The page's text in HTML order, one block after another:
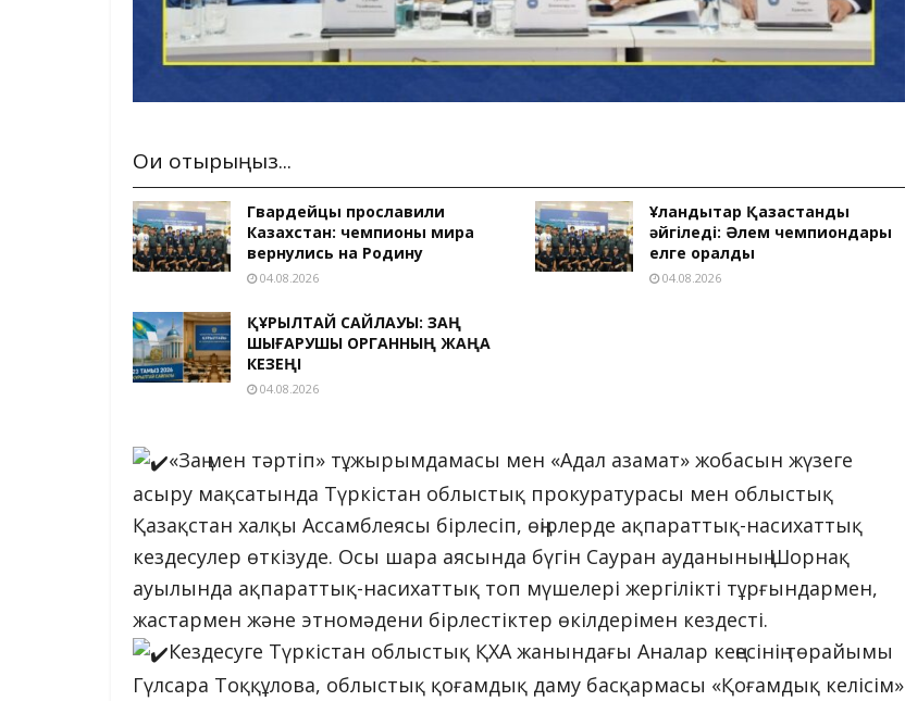
Оқи отырыңыз...
Гвардейцы прославили
Казахстан: чемпионы мира
вернулись на Родину
04.08.2026
Ұландықтар Қазақстанды
әйгіледі: Әлем чемпиондары
елге оралды
04.08.2026
ҚҰРЫЛТАЙ САЙЛАУЫ: ЗАҢ
ШЫҒАРУШЫ ОРГАННЫҢ ЖАҢА
КЕЗЕҢІ
04.08.2026
«Заң мен тәртіп» тұжырымдамасы мен «Адал азамат» жобасын жүзеге
асыру мақсатында Түркістан облыстық прокуратурасы мен облыстық
Қазақстан халқы Ассамблеясы бірлесіп, өңірлерде ақпараттық-насихаттық
кездесулер өткізуде. Осы шара аясында бүгін Сауран ауданының Шорнақ
ауылында ақпараттық-насихаттық топ мүшелері жергілікті тұрғындармен,
жастармен және этномәдени бірлестіктер өкілдерімен кездесті.
Кездесуге Түркістан облыстық ҚХА жанындағы Аналар кеңесінің төрайымы
Гүлсара Тоққұлова, облыстық қоғамдық даму басқармасы «Қоғамдық келісім»